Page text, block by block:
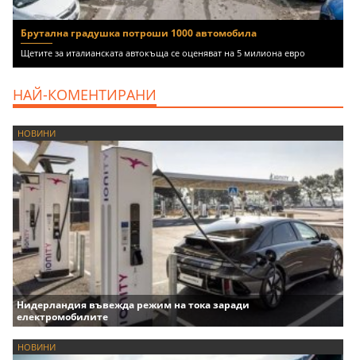
Брутална градушка потроши 1000 автомобила
Щетите за италианската автокъща се оценяват на 5 милиона евро
НАЙ-КОМЕНТИРАНИ
НОВИНИ
Нидерландия въвежда режим на тока заради
електромобилите
НОВИНИ